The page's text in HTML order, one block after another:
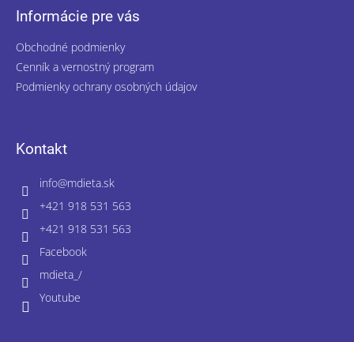
Informácie pre vás
Obchodné podmienky
Cenník a vernostný program
Podmienky ochrany osobných údajov
Kontakt
info@mdieta.sk
+421 918 531 563
+421 918 531 563
Facebook
mdieta_/
Youtube